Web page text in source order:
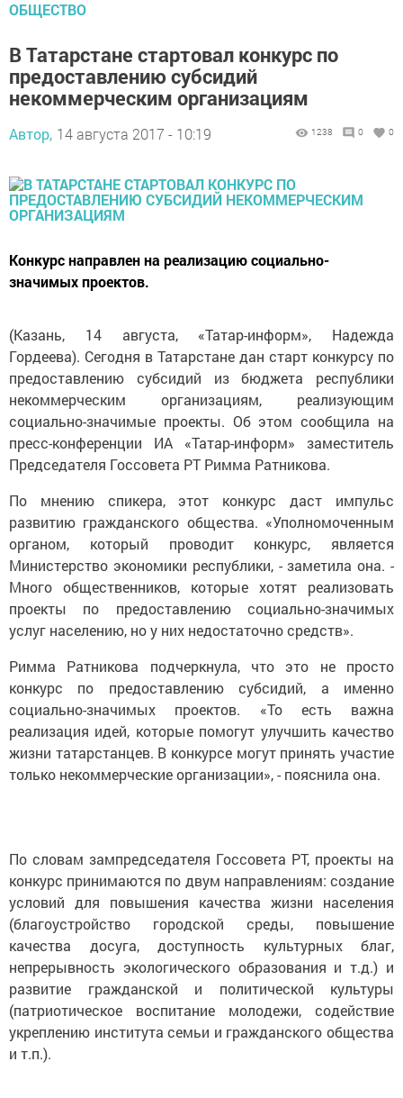
ОБЩЕСТВО
В Татарстане стартовал конкурс по
предоставлению субсидий
некоммерческим организациям
Автор, 14 августа 2017 - 10:19 1238 0 0
Конкурс направлен на реализацию социально-
значимых проектов.
(Казань, 14 августа, «Татар-информ», Надежда
Гордеева). Сегодня в Татарстане дан старт конкурсу по
предоставлению субсидий из бюджета республики
некоммерческим организациям, реализующим
социально-значимые проекты. Об этом сообщила на
пресс-конференции ИА «Татар-информ» заместитель
Председателя Госсовета РТ Римма Ратникова.
По мнению спикера, этот конкурс даст импульс
развитию гражданского общества. «Уполномоченным
органом, который проводит конкурс, является
Министерство экономики республики, - заметила она. -
Много общественников, которые хотят реализовать
проекты по предоставлению социально-значимых
услуг населению, но у них недостаточно средств».
Римма Ратникова подчеркнула, что это не просто
конкурс по предоставлению субсидий, а именно
социально-значимых проектов. «То есть важна
реализация идей, которые помогут улучшить качество
жизни татарстанцев. В конкурсе могут принять участие
только некоммерческие организации», - пояснила она.
По словам зампредседателя Госсовета РТ, проекты на
конкурс принимаются по двум направлениям: создание
условий для повышения качества жизни населения
(благоустройство городской среды, повышение
качества досуга, доступность культурных благ,
непрерывность экологического образования и т.д.) и
развитие гражданской и политической культуры
(патриотическое воспитание молодежи, содействие
укреплению института семьи и гражданского общества
и т.п.).